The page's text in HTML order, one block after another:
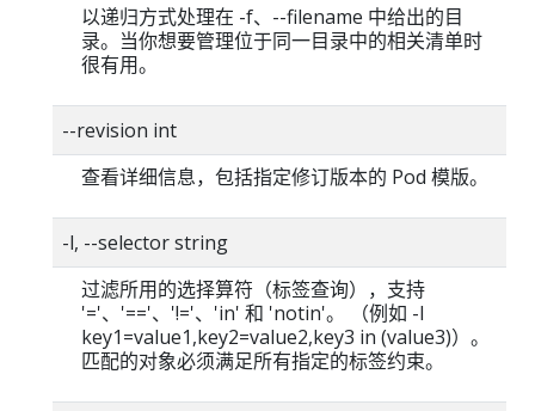
以递归方式处理在 -f、--filename 中给出的目
录。当你想要管理位于同一目录中的相关清单时
很有用。
--revision int
查看详细信息，包括指定修订版本的 Pod 模版。
-l, --selector string
过滤所用的选择算符（标签查询），支持
'='、'=='、'!='、'in' 和 'notin'。 （例如 -l
key1=value1,key2=value2,key3 in (value3)）。
匹配的对象必须满足所有指定的标签约束。